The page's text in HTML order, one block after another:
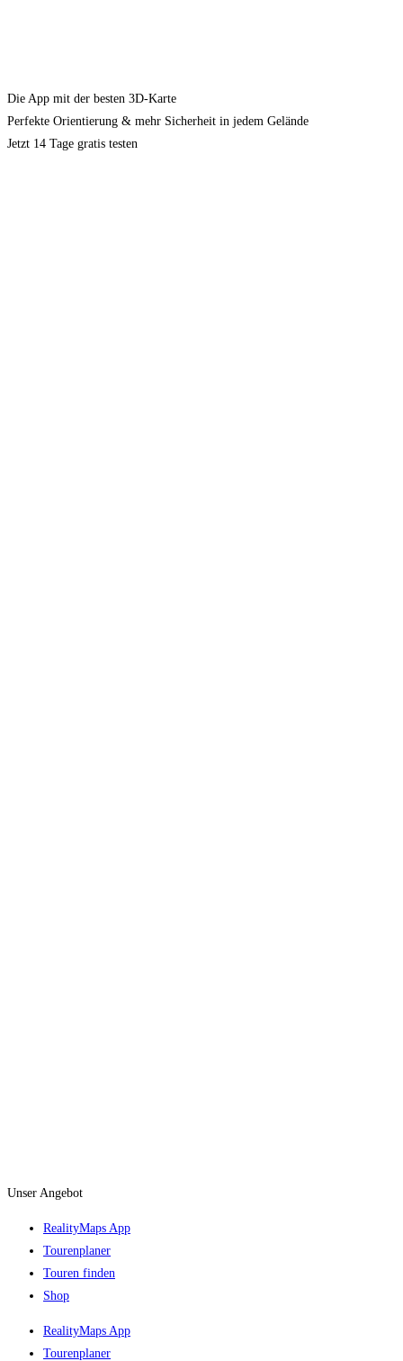
Die App mit der besten 3D-Karte
Perfekte Orientierung & mehr Sicherheit in jedem Gelände
Jetzt 14 Tage gratis testen
Unser Angebot
RealityMaps App
Tourenplaner
Touren finden
Shop
RealityMaps App
Tourenplaner